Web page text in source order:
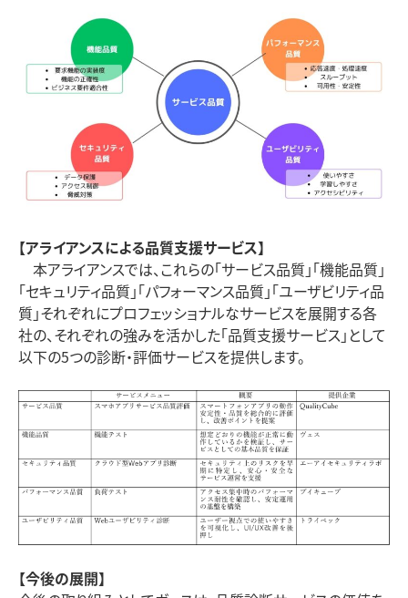
【アライアンスによる品質支援サービス】
本アライアンスでは、これらの「サービス品質」「機能品質」
「セキュリティ品質」「パフォーマンス品質」「ユーザビリティ品
質」それぞれにプロフェッショナルなサービスを展開する各
社の、それぞれの強みを活かした「品質支援サービス」として
以下の5つの診断・評価サービスを提供します。
【今後の展開】